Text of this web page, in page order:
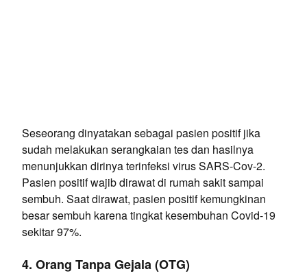
Seseorang dinyatakan sebagai pasien positif jika
sudah melakukan serangkaian tes dan hasilnya
menunjukkan dirinya terinfeksi virus SARS-Cov-2.
Pasien positif wajib dirawat di rumah sakit sampai
sembuh. Saat dirawat, pasien positif kemungkinan
besar sembuh karena tingkat kesembuhan Covid-19
sekitar 97%.
4. Orang Tanpa Gejala (OTG)